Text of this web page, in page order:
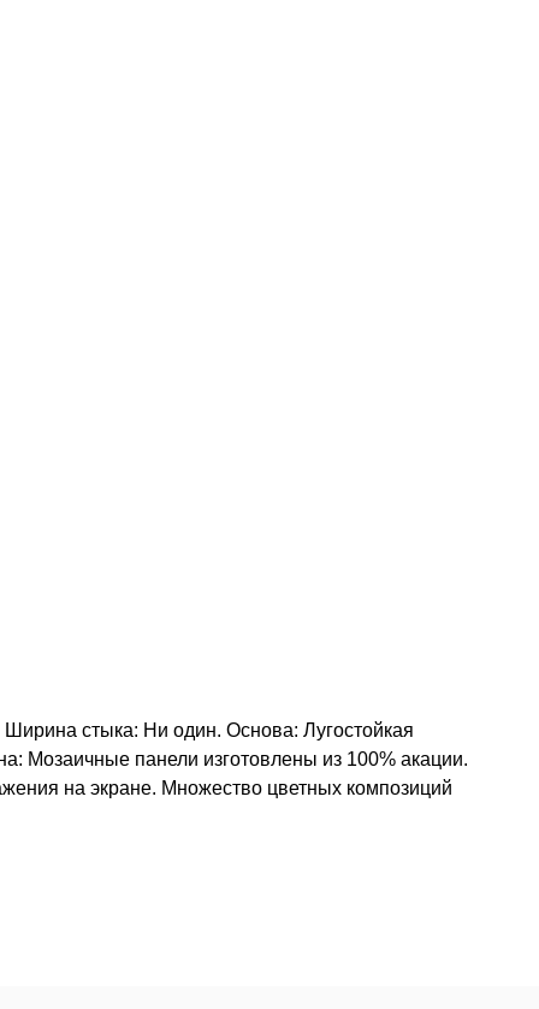
стыка: Ни один. Основа: Лугостойкая
Мозаичные панели изготовлены из 100% акации.
на экране. Множество цветных композиций